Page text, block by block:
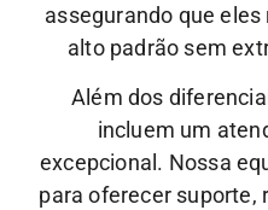
assegurando que
alto padrão sem
Além dos
incluem um
excepcional. Nossa
para oferecer suporte,